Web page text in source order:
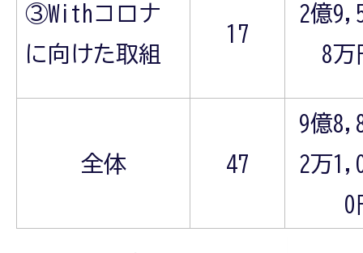
③Withコロナ
に向けた取組
17
2億
8万
全体 47
9億
2万
0